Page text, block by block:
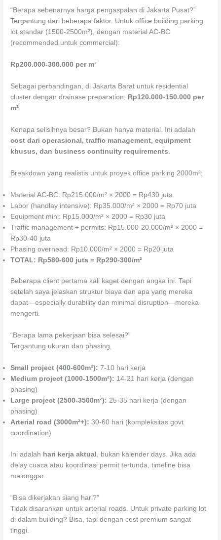
“Berapa sebenarnya harga pengaspalan di Jakarta Pusat?”
Tergantung dari beberapa faktor. Untuk office building parking
lot standar (1500-2500m²), dengan material AC-BC
(recommended untuk commercial):
Rp200.000-300.000 per m²
Sebagai perbandingan, di Jakarta Barat untuk residential
cluster dengan drainase preparation: Rp120.000-150.000 per
m²
Kenapa selisihnya besar? Bukan hanya material. Ini adalah
cost dari operasional, traffic management, equipment
khusus, dan business continuity requirements.
Breakdown yang realistis untuk proyek office parking 2000m²:
Material AC-BC: Rp215.000/m² × 2000 = Rp430 juta
Labor (handlay intensive): Rp35.000/m² × 2000 = Rp70 juta
Equipment mini: Rp15.000/m² × 2000 = Rp30 juta
Traffic management + permits: Rp15.000-20.000/m² × 2000 =
Rp30-40 juta
Phasing overhead: Rp10.000/m² × 2000 = Rp20 juta
TOTAL: Rp580-600 juta = Rp290-300/m²
Beberapa client pertama kali kaget dengan angka ini. Tapi
setelah saya jelaskan struktur biaya dan apa yang mereka
dapat—especially durability dan minimal disruption—mereka
mengerti.
“Berapa lama pekerjaan bisa selesai?”
Tergantung ukuran dan phasing.
Small project (400-600m²): 7-10 hari kerja
Medium project (1000-1500m²): 14-21 hari kerja (dengan
phasing)
Large project (2500-3500m²): 25-35 hari kerja (dengan
phasing)
Arterial road (3000m²+): 30-60 hari (kompleksitas govt
coordination)
Ini adalah hari kerja aktual , bukan kalender days. Jika ada
delay cuaca atau koordinasi permit tertunda, timeline bisa
melonggar.
“Bisa dikerjakan siang hari?”
Tidak disarankan untuk arterial roads. Untuk private parking lot
di dalam building? Bisa, tapi dengan cost premium sangat
tinggi.